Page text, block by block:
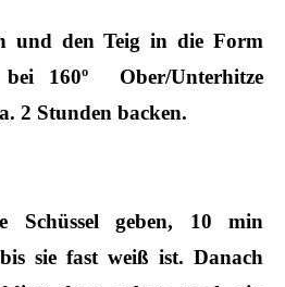
und den Teig in die Form
160º Ober/Unterhitze
2 Stunden backen.
Schüssel geben, 10 min
sie fast weiß ist. Danach